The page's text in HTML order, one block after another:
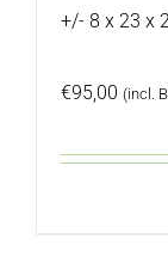
+/- 8 x 23 x
€95,00 (incl.